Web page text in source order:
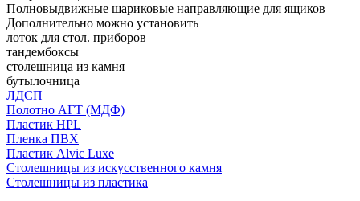
Полновыдвижные шариковые направляющие для ящиков
Дополнительно можно установить
лоток для стол. приборов
тандембоксы
столешница из камня
бутылочница
ЛДСП
Полотно АГТ (МДФ)
Пластик HPL
Пленка ПВХ
Пластик Alvic Luxe
Столешницы из искусственного камня
Столешницы из пластика